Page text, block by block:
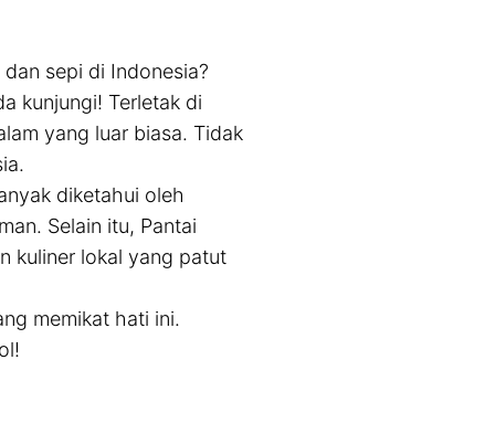
sepi di Indonesia?
kunjungi! Terletak di
yang luar biasa. Tidak
diketahui oleh
Selain itu, Pantai
kuliner lokal yang patut
memikat hati ini.